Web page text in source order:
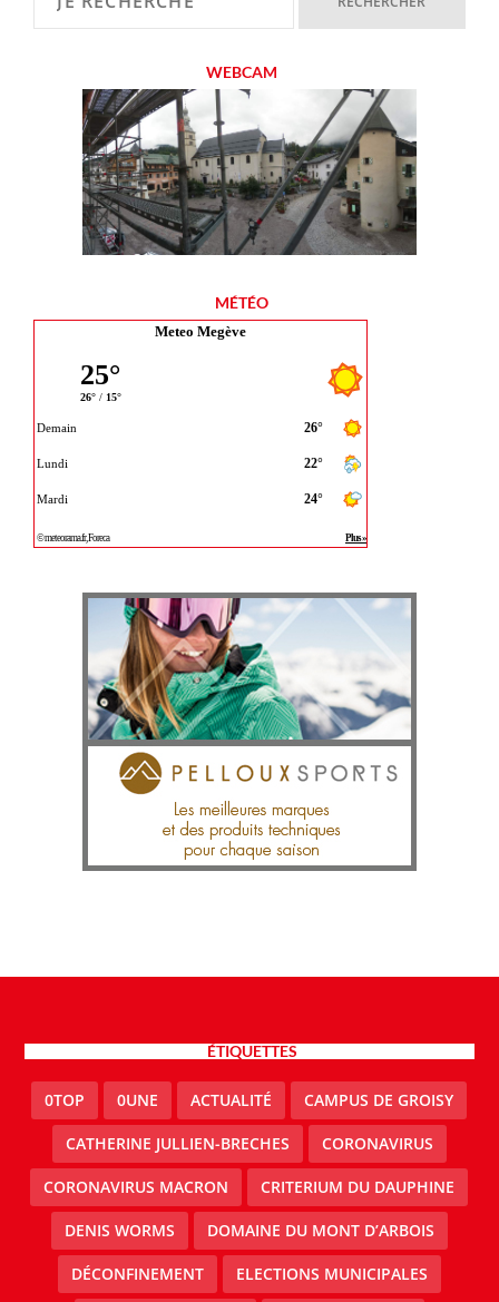
WEBCAM
MÉTÉO
Meteo Megève
ÉTIQUETTES
0TOP 0UNE ACTUALITÉ CAMPUS DE GROISY
CATHERINE JULLIEN-BRECHES CORONAVIRUS
CORONAVIRUS MACRON CRITERIUM DU DAUPHINE
DENIS WORMS DOMAINE DU MONT D’ARBOIS
DÉCONFINEMENT ELECTIONS MUNICIPALES